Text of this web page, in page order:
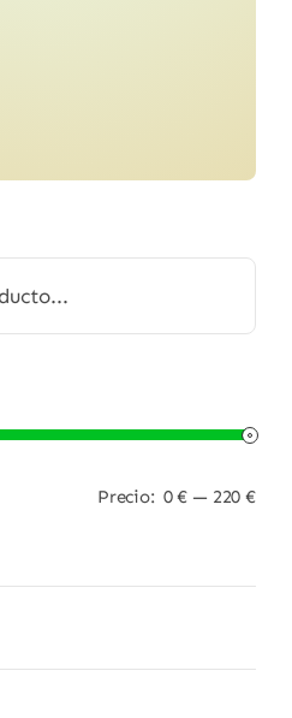
Precio: 0 € — 220 €